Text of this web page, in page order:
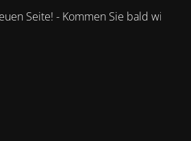
Seite! - Kommen Sie bald wieder.